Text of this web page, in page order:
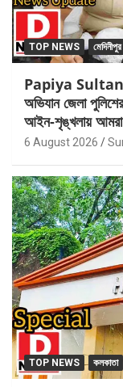
TOP NEWS মেদিনীপুর
Papiya Sultana :
অভিযান জেলা
আইন-শৃঙ্খলায় আমরা
6 August 2026
TOP NEWS কলকাতা